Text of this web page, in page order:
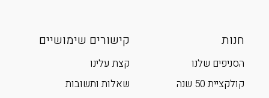
חנות
הסניפים שלנו
קולקציית 50 שנה
קישורים שימושיים
קצת עלינו
שאלות ותשובות